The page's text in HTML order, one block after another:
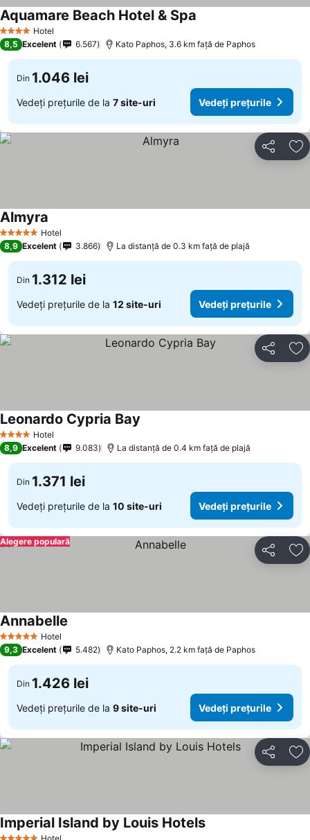
4 Stele Hotel
Aquamare Beach Hotel & Spa
8,5 Excelent 6.567 Kato Paphos, 3.6 km faţă de Paphos
Din 1.046 lei
Vedeți prețurile de la 7 site-uri Vedeți prețurile
Distribuiți
5 Stele Hotel
Almyra
8,9 Excelent 3.866 La distanță de 0.3 km față de plajă
Din 1.312 lei
Vedeți prețurile de la 12 site-uri Vedeți prețurile
Distribuiți
4 Stele Hotel
Leonardo Cypria Bay
8,9 Excelent 9.083 La distanță de 0.4 km față de plajă
Din 1.371 lei
Vedeți prețurile de la 10 site-uri Vedeți prețurile
Distribuiți
Alegere populară
5 Stele Hotel
Annabelle
9,3 Excelent 5.482 Kato Paphos, 2.2 km faţă de Paphos
Din 1.426 lei
Vedeți prețurile de la 9 site-uri Vedeți prețurile
Distribuiți
Hotel
Imperial Island by Louis Hotels